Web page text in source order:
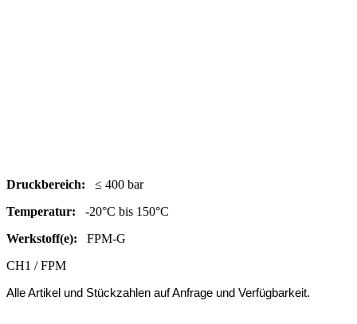
Druckbereich: ≤ 400 bar
Temperatur: -20°C bis 150°C
Werkstoff(e): FPM-G
CH1 / FPM
Alle Artikel und Stückzahlen auf Anfrage und Verfügbarkeit.